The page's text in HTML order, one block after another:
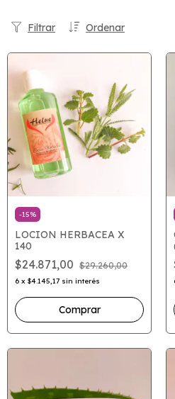
Ordenar
Filtrar
-15%
LOCION HERBACEA X
140
$24.871,00 $29.260,00
6 x $4.145,17 sin interés